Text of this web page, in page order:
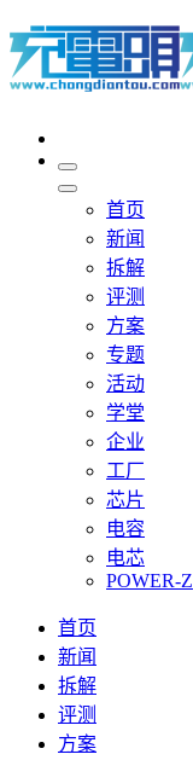
首页
新闻
拆解
评测
方案
专题
活动
学堂
企业
工厂
芯片
电容
电芯
POWER-Z
首页
新闻
拆解
评测
方案